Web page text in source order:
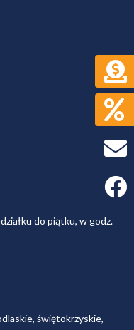
do piątku, w godz.
świętokrzyskie,